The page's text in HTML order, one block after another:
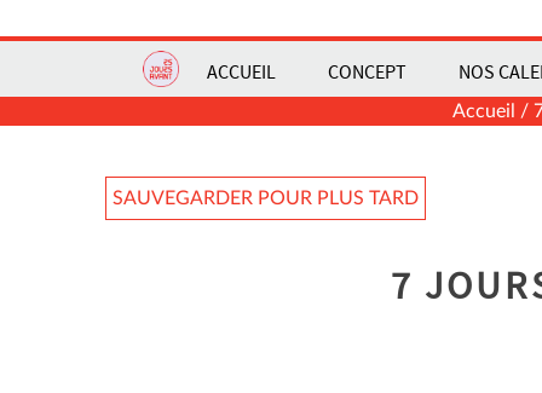
ACCUEIL CONCEPT NOS
Accueil /
SAUVEGARDER POUR PLUS TARD
7